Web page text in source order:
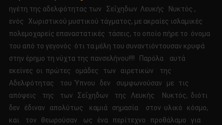
ηγέτη της αδελφότητας των Σεΐχηδων Λευκής Νυκτός ,
ενός Χωριστικού μυστικού τάγματος, με ακραίες ισλαμικές
πολεμοχαρείς επαναστατικές τάσεις, το οποίο πήρε το όνομα
του από το γεγονός ότι τα μέλη του συναντιόντουσαν κρυφά
στην έρημο τη νύχτα της πανσελήνου!!!! Παρόλα αυτά
εκείνες οι πρώτες ομάδες των αιρετικών της
Αδελφότητας του Ύπνου δεν συμφωνούσαν με τις
απόψεις της των Σεΐχηδων της Λευκής Νυκτός, διότι
δεν έδιναν απολύτως καμιά σημασία στον υλικό κόσμο,
και τον θεωρούσαν ως ένα περίτεχνο προθάλαμο για